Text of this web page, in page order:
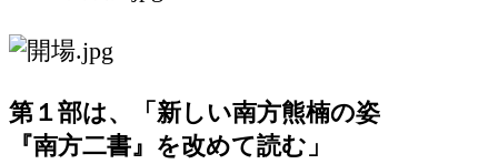
第１部は、「新しい南方熊楠の姿
『南方二書』を改めて読む」